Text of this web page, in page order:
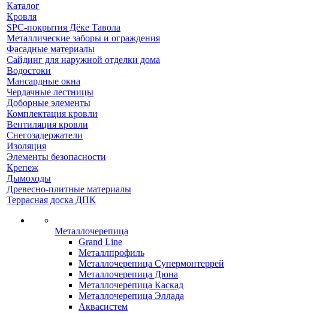
Каталог
Кровля
SPC-покрытия Дёке Тавола
Металлические заборы и ограждения
Фасадные материалы
Сайдинг для наружной отделки дома
Водостоки
Мансардные окна
Чердачные лестницы
Доборные элементы
Комплектация кровли
Вентиляция кровли
Снегозадержатели
Изоляция
Элементы безопасности
Крепеж
Дымоходы
Древесно-плитные материалы
Террасная доска ДПК
Металлочерепица
Grand Line
Металлпрофиль
Металлочерепица Супермонтеррей
Металлочерепица Дюна
Металлочерепица Каскад
Металлочерепица Эллада
Аквасистем